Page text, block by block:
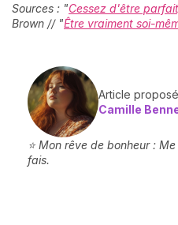
Sources : "Cessez d'être
Brown // "Être vraiment soi-
Article
Camille
⭐ Mon rêve de bonheur :
fais.